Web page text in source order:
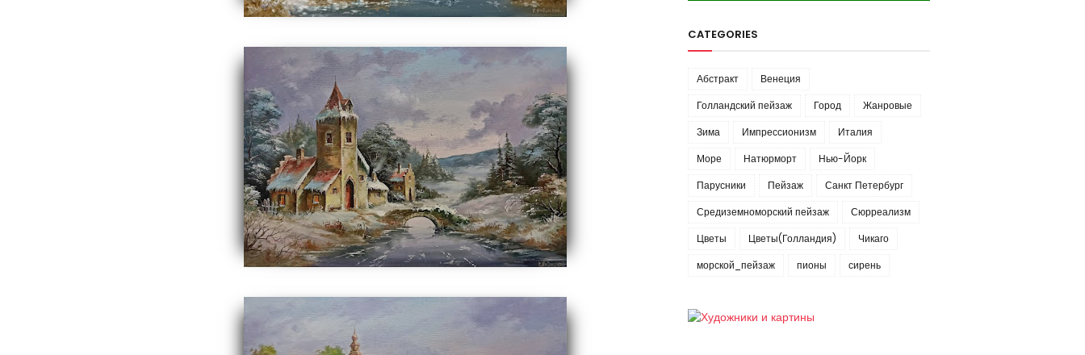
CATEGORIES
Абстракт
Венеция
Голландский пейзаж
Город
Жанровые
Зима
Импрессионизм
Италия
Море
Натюрморт
Нью-Йорк
Парусники
Пейзаж
Санкт Петербург
Средиземноморский пейзаж
Сюрреализм
Цветы
Цветы(Голландия)
Чикаго
морской_пейзаж
пионы сирень